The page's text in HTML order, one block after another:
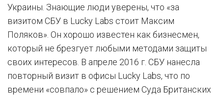
Украины. Знающие люди уверены, что «за
визитом СБУ в Lucky Labs стоит Максим
Поляков». Он хорошо известен как бизнесмен,
который не брезгует любыми методами защиты
своих интересов. В апреле 2016 г. СБУ нанесла
повторный визит в офисы Lucky Labs, что по
времени «совпало» с решением Суда Британских